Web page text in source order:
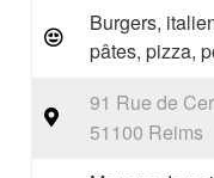
Burgers,
pâtes, pizza,
91 Rue de
51100 Reims